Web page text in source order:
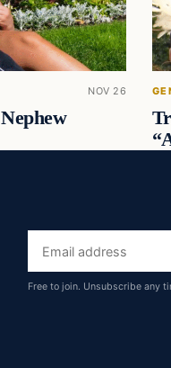
NOV 26
Email
address
Free to join. Unsubscribe any